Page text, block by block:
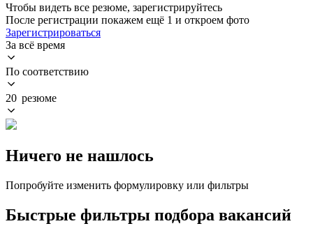
Чтобы видеть все резюме, зарегистрируйтесь
После регистрации покажем ещё 1 и откроем фото
Зарегистрироваться
За всё время
По соответствию
20 резюме
Ничего не нашлось
Попробуйте изменить формулировку или фильтры
Быстрые фильтры подбора вакансий